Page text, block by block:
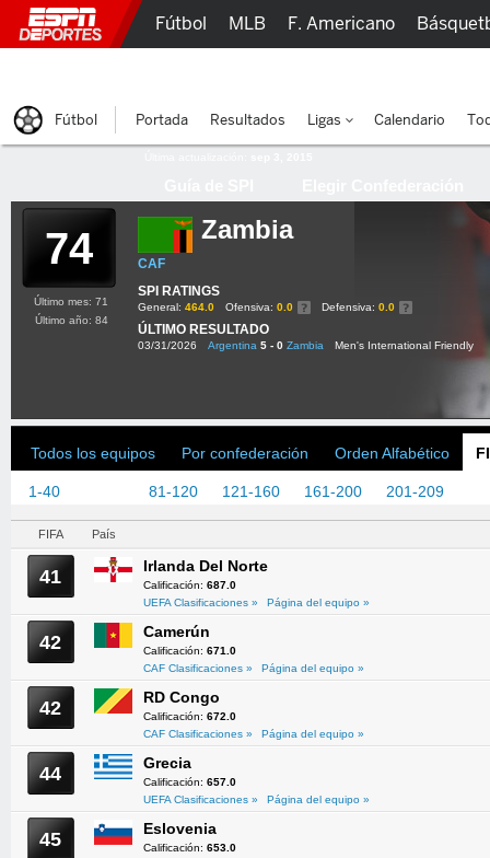
74 Zambia
CAF
SPI RATINGS
General: 464.0 Ofensiva: 0.0 Defensiva: 0.0
ÚLTIMO RESULTADO
03/31/2026 Argentina 5 - 0 Zambia Men's International Friendly
Último mes: 71
Último año: 84
Todos los equipos Por confederación Orden Alfabético
1-40 81-120 121-160 161-200 201-209
FIFA País
41 Irlanda Del Norte
Calificación: 687.0
UEFA Clasificaciones »
Página del equipo »
42 Camerún
Calificación: 671.0
CAF Clasificaciones »
Página del equipo »
42 RD Congo
Calificación: 672.0
CAF Clasificaciones »
Página del equipo »
44 Grecia
Calificación: 657.0
UEFA Clasificaciones »
Página del equipo »
45 Eslovenia
Calificación: 653.0
Fútbol MLB F. Americano
Fútbol Portada Resultados Ligas Calendario